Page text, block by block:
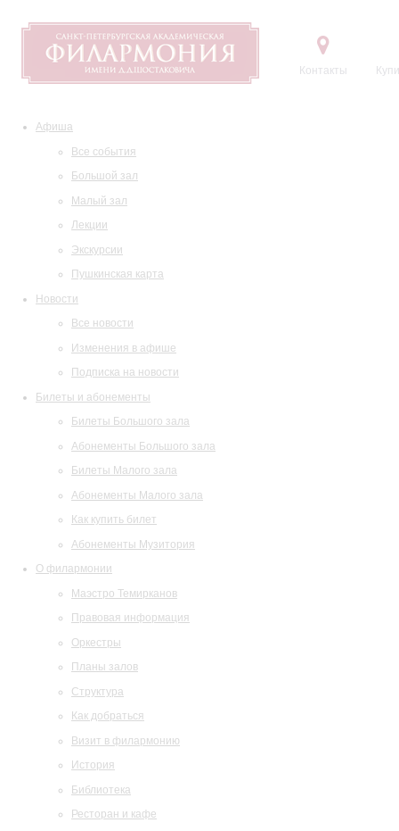
Контакты
Афиша
Все события
Большой зал
Малый зал
Лекции
Экскурсии
Пушкинская карта
Новости
Все новости
Изменения в афише
Подписка на новости
Билеты и абонементы
Билеты Большого зала
Абонементы Большого зала
Билеты Малого зала
Абонементы Малого зала
Как купить билет
Абонементы Музитория
О филармонии
Маэстро Темирканов
Правовая информация
Оркестры
Планы залов
Структура
Как добраться
Визит в филармонию
История
Библиотека
Ресторан и кафе